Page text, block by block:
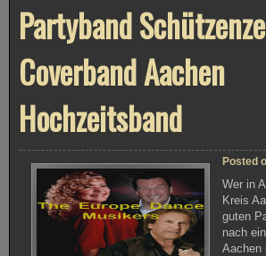
Partyband
Coverband Aachen
Hochzeitsband
Posted
Wer in
Kreis
guten
nach
Aachen